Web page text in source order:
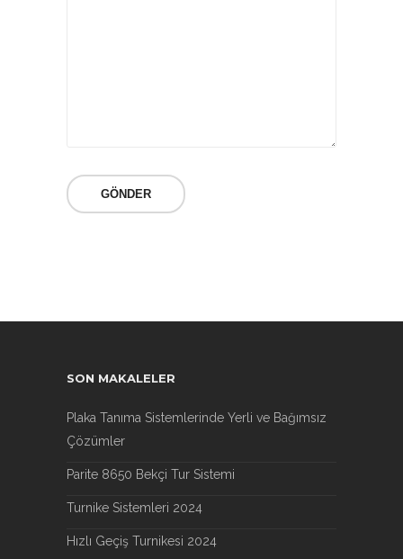
SON MAKALELER
Plaka Tanıma Sistemlerinde Yerli ve Bağımsız
Çözümler
Parite 8650 Bekçi Tur Sistemi
Turnike Sistemleri 2024
Hızlı Geçiş Turnikesi 2024